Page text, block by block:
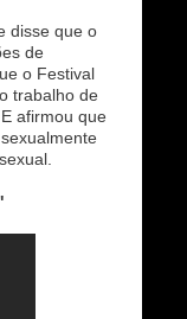
disse que o
de
o Festival
trabalho de
afirmou que